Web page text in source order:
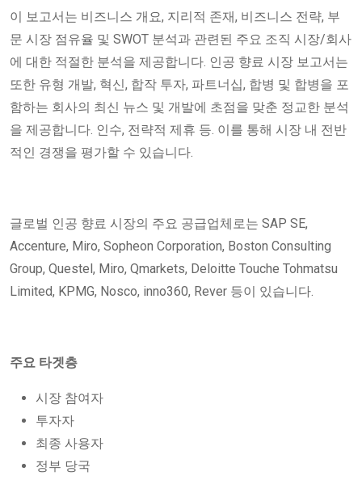
이 보고서는 비즈니스 개요, 지리적 존재, 비즈니스 전략, 부
문 시장 점유율 및 SWOT 분석과 관련된 주요 조직 시장/회사
에 대한 적절한 분석을 제공합니다. 인공 향료 시장 보고서는
또한 유형 개발, 혁신, 합작 투자, 파트너십, 합병 및 합병을 포
함하는 회사의 최신 뉴스 및 개발에 초점을 맞춘 정교한 분석
을 제공합니다. 인수, 전략적 제휴 등. 이를 통해 시장 내 전반
적인 경쟁을 평가할 수 있습니다.
글로벌 인공 향료 시장의 주요 공급업체로는 SAP SE,
Accenture, Miro, Sopheon Corporation, Boston Consulting
Group, Questel, Miro, Qmarkets, Deloitte Touche Tohmatsu
Limited, KPMG, Nosco, inno360, Rever 등이 있습니다.
주요 타겟층
시장 참여자
투자자
최종 사용자
정부 당국